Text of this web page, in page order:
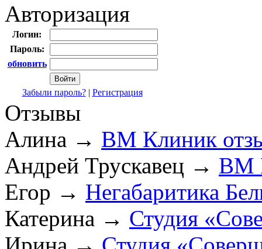
Авторизация
Логин:
Пароль:
обновить
Забыли пароль?| Регистрация
Отзывы
Алина → ВМ Клиник
Андрей Трускавец → ВМ
Егор → Негабаритика
Катерина → Студия